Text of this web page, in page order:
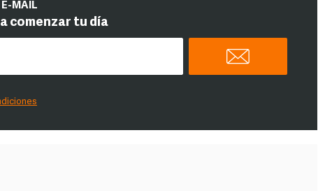
E-MAIL
comenzar tu día